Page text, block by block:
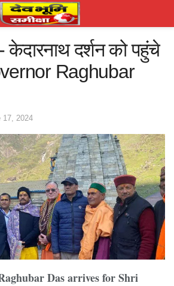
केदारनाथ दर्शन को पहुंचे
Raghubar
17, 2024
Das arrives for Shri